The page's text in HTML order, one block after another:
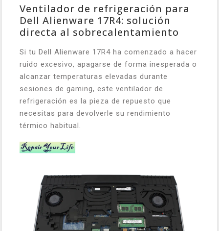
Ventilador de refrigeración para
Dell Alienware 17R4: solución
directa al sobrecalentamiento
Si tu Dell Alienware 17R4 ha comenzado a hacer
ruido excesivo, apagarse de forma inesperada o
alcanzar temperaturas elevadas durante
sesiones de gaming, este ventilador de
refrigeración es la pieza de repuesto que
necesitas para devolverle su rendimiento
térmico habitual.